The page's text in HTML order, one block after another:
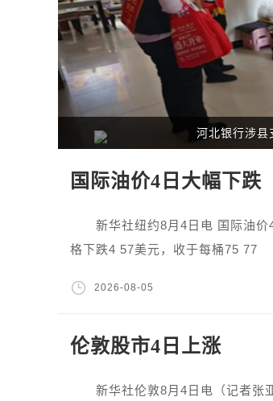
河北银行涉县
国际油价4日大幅下跌
新华社纽约8月4日电 国际油价
格下跌4 57美元，收于每桶75 77
2026-08-05
伦敦股市4日上涨
新华社伦敦8月4日电（记者张亚